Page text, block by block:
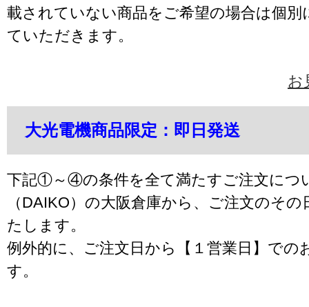
載されていない商品をご希望の場合は個別
ていただきます。
お
大光電機商品限定：即日発送
下記①～④の条件を全て満たすご注文につ
（DAIKO）の大阪倉庫から、ご注文のそ
たします。
例外的に、ご注文日から【１営業日】での
す。